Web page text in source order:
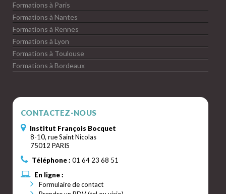
Formations à Paris
Formations à Nantes
Formations à Rennes
Formations à Lyon
Formations à Toulouse
Formations à Bordeaux
CONTACTEZ-NOUS
Institut François Bocquet
8-10, rue Saint Nicolas
75012 PARIS
Téléphone : 01 64 23 68 51
En ligne :
Formulaire de contact